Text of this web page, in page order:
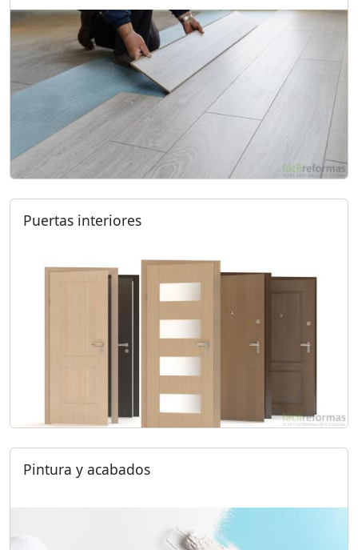
Puertas interiores
Pintura y acabados